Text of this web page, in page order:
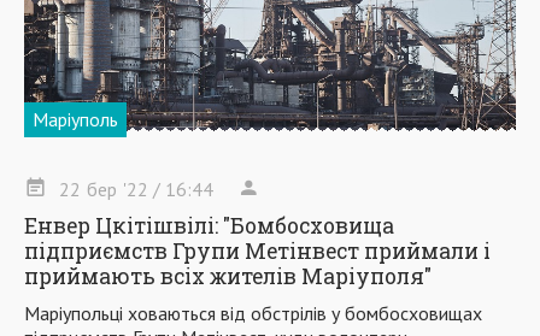
Маріуполь
22 бер '22 / 16:44
Енвер Цкітішвілі: "Бомбосховища
підприємств Групи Метінвест приймали і
приймають всіх жителів Маріуполя"
Маріупольці ховаються від обстрілів у бомбосховищах